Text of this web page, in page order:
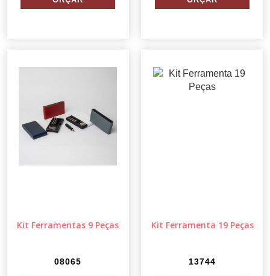
Kit Ferramentas 9 Peças
08065
Kit Ferramenta 19 Peças
13744